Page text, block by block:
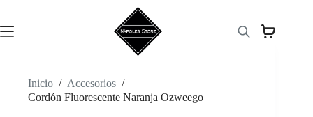
contenido
Inicio / Accesorios /
Cordón Fluorescente Naranja Ozweego